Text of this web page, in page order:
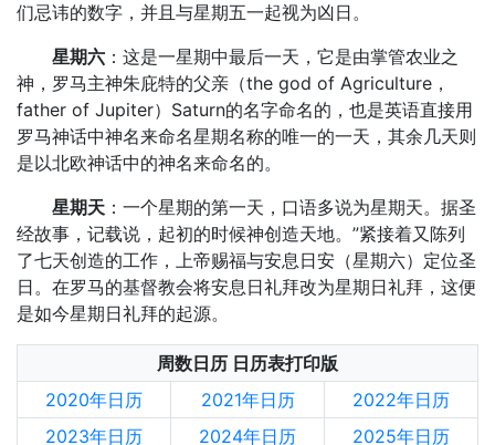
们忌讳的数字，并且与星期五一起视为凶日。
星期六 ：这是一星期中最后一天，它是由掌管农业之
神，罗马主神朱庇特的父亲（the god of Agriculture，
father of Jupiter）Saturn的名字命名的，也是英语直接用
罗马神话中神名来命名星期名称的唯一的一天，其余几天则
是以北欧神话中的神名来命名的。
星期天 ：一个星期的第一天，口语多说为星期天。据圣
经故事，记载说，起初的时候神创造天地。”紧接着又陈列
了七天创造的工作，上帝赐福与安息日安（星期六）定位圣
日。在罗马的基督教会将安息日礼拜改为星期日礼拜，这便
是如今星期日礼拜的起源。
周数日历 日历表打印版
2020年日历
2021年日历
2022年日历
2023年日历
2024年日历
2025年日历